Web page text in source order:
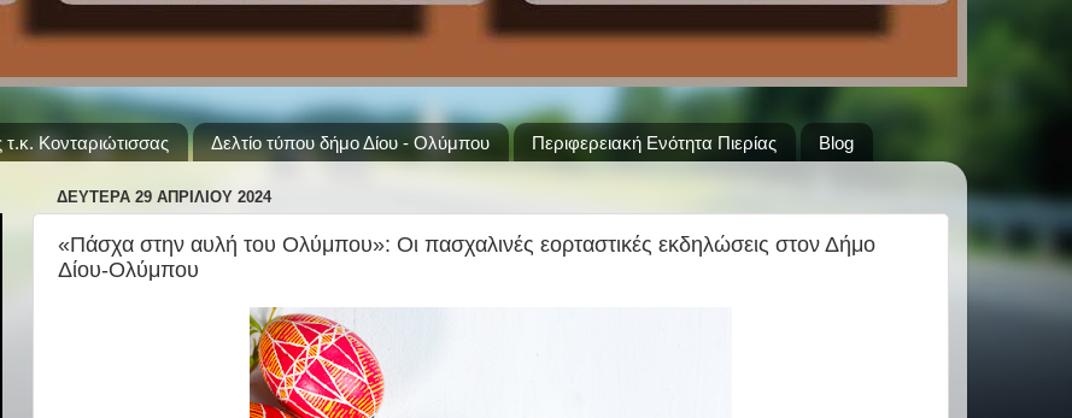
Κονταριώτισσας Δελτίο τύπου δήμο Δίου - Ολύμπου Περιφερειακή Ενότητα Πιερίας Blog
ΔΕΥΤΈΡΑ 29 ΑΠΡΙΛΊΟΥ 2024
«Πάσχα στην αυλή του Ολύμπου»: Οι πασχαλινές εορταστικές εκδηλώσεις στον Δήμο
Δίου-Ολύμπου